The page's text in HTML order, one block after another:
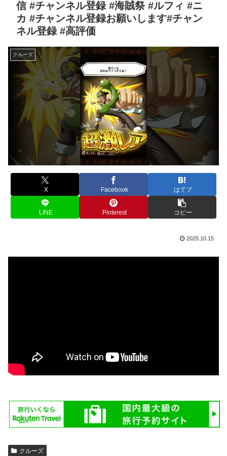
信 #チャンネル登録 #海賊祭 #ルフィ #ニ
カ #チャンネル登録お願いします#チャン
ネル登録 #高評価
クルーズ
X Facebook はてブ
LINE Pinterest コピー
2025.10.15
クルーズ